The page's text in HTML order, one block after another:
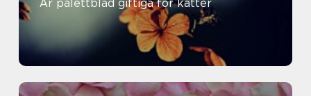
Är palettblad giftiga för katter